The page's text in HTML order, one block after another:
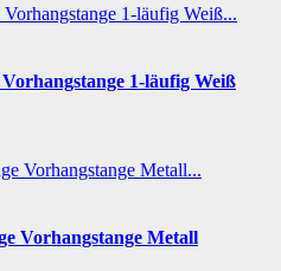
1-läufig Weiß
Vorhangstange Metall